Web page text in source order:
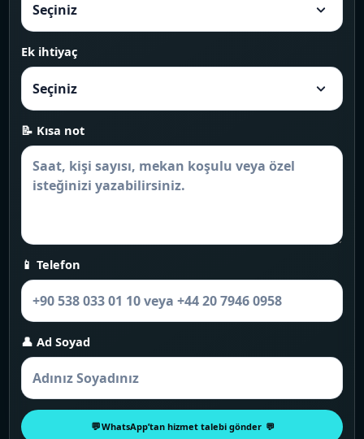
Ek ihtiyaç
📝 Kısa not
📱 Telefon
👤 Ad Soyad
WhatsApp’tan hizmet talebi gönder